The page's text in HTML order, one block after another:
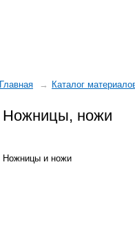
Главная Каталог
Ножницы, ножи
Ножницы и ножи